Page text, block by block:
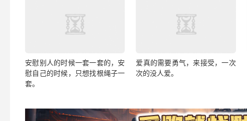
安慰别人的时候一套一套的，安
慰自己的时候，只想找根绳子一
套。
爱真的需要勇气，来接受，一次
次的没人爱。